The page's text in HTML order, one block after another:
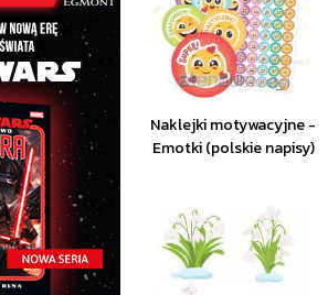
Naklejki motywacyjne -
Emotki (polskie napisy)